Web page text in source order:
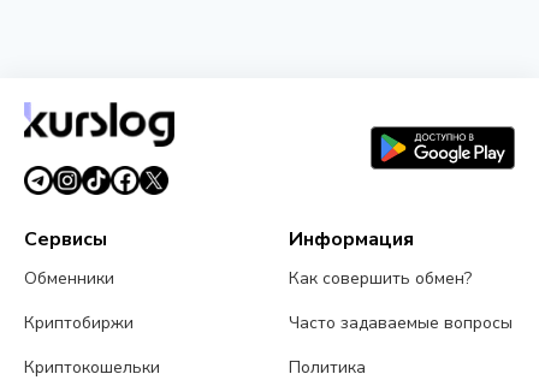
5 августа 2026 г.5 мин чтения
Сервисы
Обменники
Криптобиржи
Криптокошельки
Информация
Как совершить обмен?
Часто задаваемые вопросы
Политика